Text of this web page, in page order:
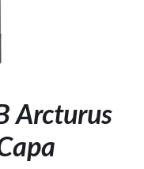
Arcturus